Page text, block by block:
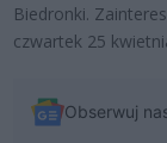
Biedronki.
czwartek 25
Obserwuj